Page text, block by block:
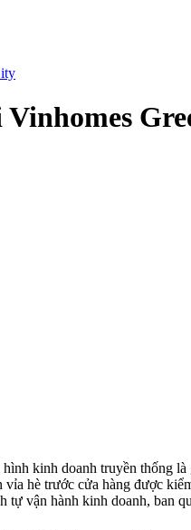
kinh doanh truyền thống là
hè trước cửa hàng được
tự vận hành kinh doanh, ban